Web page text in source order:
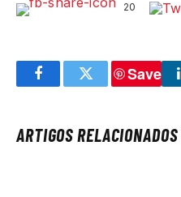
20
FacebookTwitter
Save
ARTIGOS RELACIONADOS